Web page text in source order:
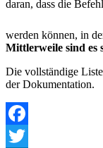
daran, dass die
werden können, in
Mittlerweile sind es
Die vollständige
der Dokumentation.
Facebook